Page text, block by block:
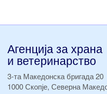
Агенција за храна
и ветеринарство
3-та Македонска бригада 20
1000 Скопје, Северна